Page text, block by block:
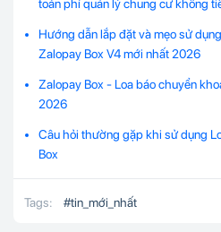
toán phí quản lý chung cư không
Hướng dẫn lắp đặt và mẹo sử
Zalopay Box V4 mới nhất 2026
Zalopay Box - Loa báo chuyển
2026
Câu hỏi thường gặp khi sử dụng
Box
Tags: #tin_mới_nhất